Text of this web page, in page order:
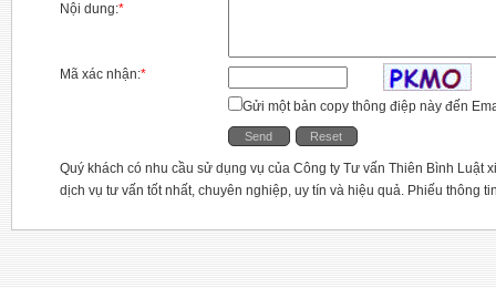
Nội dung:*
Mã xác nhận:*
Gửi một bản copy thông điệp này đến
Quý khách có nhu cầu sử dụng vụ của Công ty Tư vấn Thiên Bình Luật
dịch vụ tư vấn tốt nhất, chuyên nghiệp, uy tín và hiệu quả. Phiếu thông